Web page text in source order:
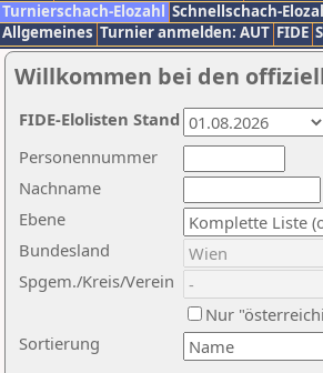
Turnierschach-Elozahl Schnellschach-
Allgemeines Turnier anmelden: AUT FIDE
Willkommen bei den
Nachname
Ebene
Sortierung
Personennummer
Bundesland
Spgem./Kreis/Verein
Nur
FIDE-Elolisten Stand